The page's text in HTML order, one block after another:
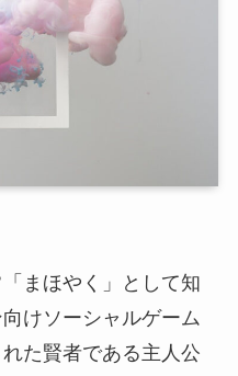
まほやく」として知
けソーシャルゲーム
た賢者である主人公